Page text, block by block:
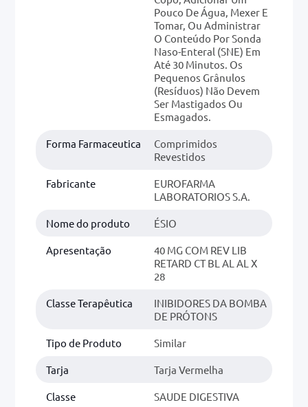
Pouco De Água, Mexer E
Tomar, Ou Administrar
O Conteúdo Por Sonda
Naso-Enteral (SNE) Em
Até 30 Minutos. Os
Pequenos Grânulos
(resíduos) Não Devem
Ser Mastigados Ou
Esmagados.
Forma Farmaceutica
Comprimidos
Revestidos
Fabricante
EUROFARMA
LABORATORIOS S.A.
Nome do produto ÉSIO
Apresentação
40 MG COM REV LIB
RETARD CT BL AL AL X
28
Classe Terapêutica
INIBIDORES DA BOMBA
DE PRÓTONS
Tipo de Produto Similar
Tarja Tarja Vermelha
Classe SAUDE DIGESTIVA